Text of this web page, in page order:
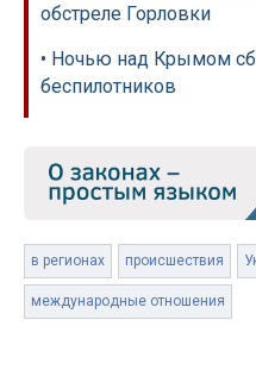
обстреле Горловки
• Ночью над Крымом
беспилотников
в регионах происшествия
международные отношения